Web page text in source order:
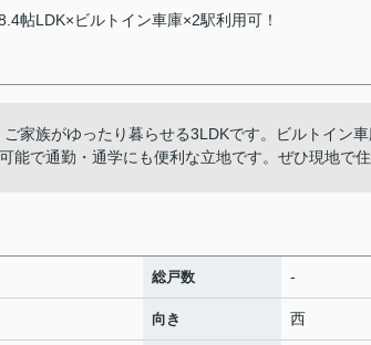
帖LDK×ビルトイン車庫×2駅利用可！
家族がゆったり暮らせる3LDKです。ビルトイン
能で通勤・通学にも便利な立地です。ぜひ現地で
総戸数 -
向き 西